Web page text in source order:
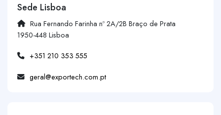
Sede Lisboa
Rua Fernando Farinha nº 2A/2B Braço de Prata
1950-448 Lisboa
+351 210 353 555
geral@exportech.com.pt